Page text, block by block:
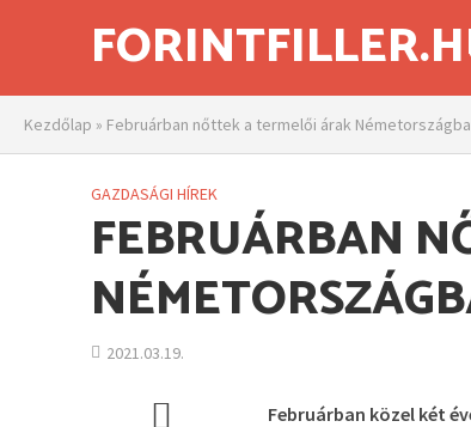
Kezdőlap » Februárban nőttek a termelői árak
GAZDASÁGI HÍREK
FEBRUÁRBAN
2021.03.19.
Februárban közel két